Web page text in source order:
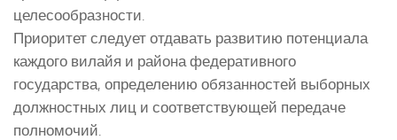
целесообразности.
Приоритет следует отдавать развитию потенциала
каждого вилайя и района федеративного
государства, определению обязанностей выборных
должностных лиц и соответствующей передаче
полномочий.